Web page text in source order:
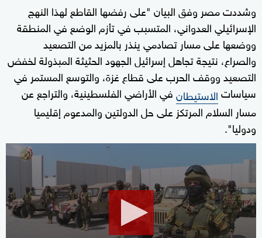
وشددت مصر وفق البيان "على رفضها القاطع لهذا النهج
الإسرائيلي العدواني، المتسبب في تأزم الوضع في المنطقة
ووضعها على مسار تصادمي ينذر بالمزيد من التصعيد
والصراع، نتيجة تجاهل إسرائيل الجهود الحثيثة المبذولة لخفض
التصعيد ووقف الحرب على قطاع غزة، والتوسع المستمر في
سياساتالاستيطانفي الأراضي الفلسطينية، والتراجع عن
مسار السلام المرتكز على حل الدولتين والمدعوم إقليميا
ودوليا".
seconds
0
seconds